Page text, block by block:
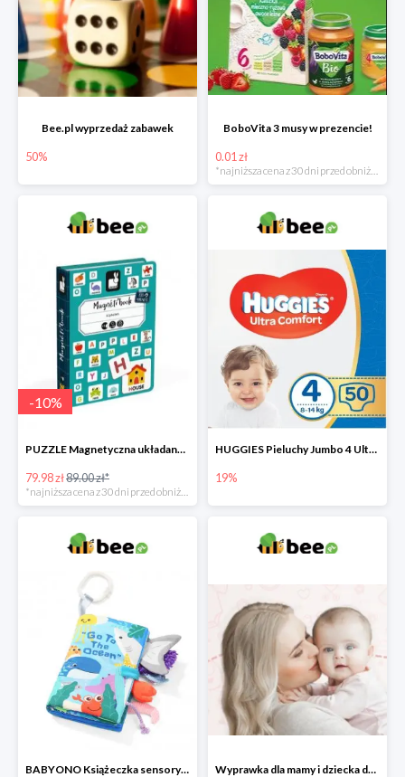
Bee.pl wyprzedaż zabawek
50%
BoboVita 3 musy w prezencie!
0.01 zł
*najniższa cena z 30 dni przed obniżką
-10%
PUZZLE Magnetyczna układanka Alfabet
79.98 zł89.00 zł*
HUGGIES Pieluchy Jumbo 4 Ultra Comfort -19%
19%
BABYONO Książeczka sensoryczna Go To The Ocean -28% Wyprawka dla mamy i dziecka do -25%